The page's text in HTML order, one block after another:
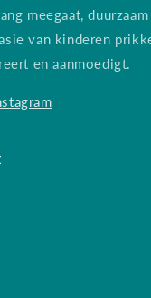
meegaat,
van kinderen
en aanmoedigt.